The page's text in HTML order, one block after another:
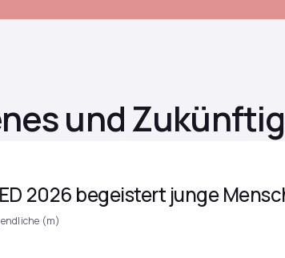
und
2026 begeistert junge
(m)